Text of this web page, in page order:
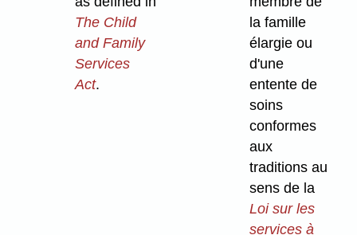
The Child
and Family
Services
Act.
la famille
élargie ou
d'une
entente de
soins
conformes
aux
traditions au
sens de la
Loi sur les
services à